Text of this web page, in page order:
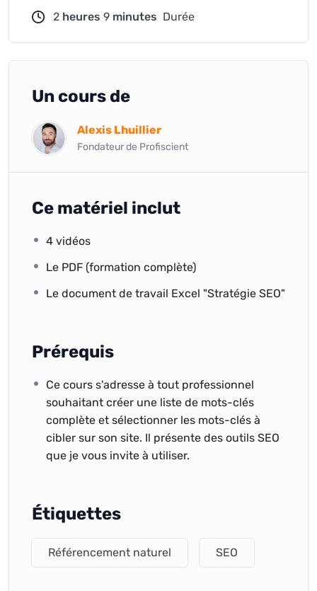
2 heures 9 minutes Durée
Un cours de
Alexis Lhuillier
Fondateur de Profiscient
Ce matériel inclut
4 vidéos
Le PDF (formation complète)
Le document de travail Excel "Stratégie SEO"
Prérequis
Ce cours s'adresse à tout professionnel
souhaitant créer une liste de mots-clés
complète et sélectionner les mots-clés à
cibler sur son site. Il présente des outils SEO
que je vous invite à utiliser.
Étiquettes
Référencement naturel SEO